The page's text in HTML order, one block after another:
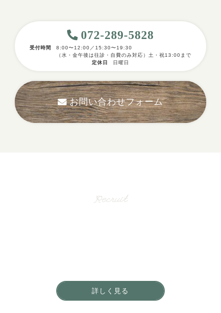
072-289-5828
受付時間
8:00〜12:00／15:30〜19:30
（水・金午後は往診・自費のみ対応）土・祝13:00まで
定休日
日曜日
お問い合わせフォーム
Recruit
詳しく見る